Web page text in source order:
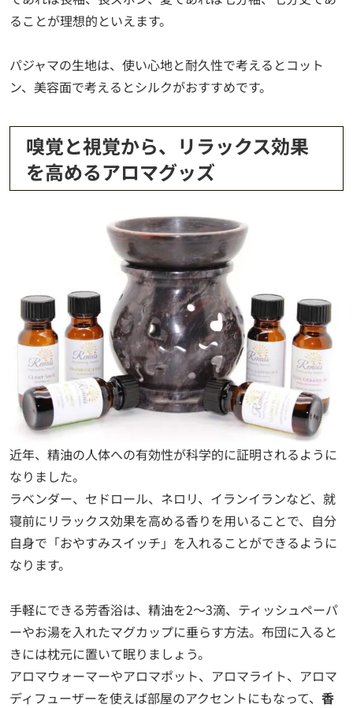
ることが理想的といえます。
パジャマの生地は、使い心地と耐久性で考えるとコット
ン、美容面で考えるとシルクがおすすめです。
嗅覚と視覚から、リラックス効果
を高めるアロマグッズ
近年、精油の人体への有効性が科学的に証明されるように
なりました。
ラベンダー、セドロール、ネロリ、イランイランなど、就
寝前にリラックス効果を高める香りを用いることで、自分
自身で「おやすみスイッチ」を入れることができるように
なります。
手軽にできる芳香浴は、精油を2～3滴、ティッシュペーパ
ーやお湯を入れたマグカップに垂らす方法。布団に入ると
きには枕元に置いて眠りましょう。
アロマウォーマーやアロマポット、アロマライト、アロマ
ディフューザーを使えば部屋のアクセントにもなって、 香